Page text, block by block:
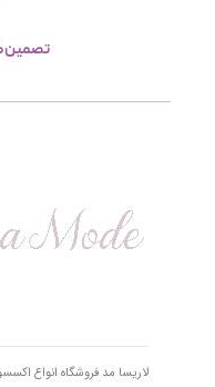
تصمین
لاریسا مد فروشگاه انواع